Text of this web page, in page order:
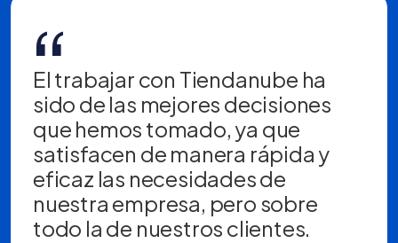
“
El trabajar con Tiendanube ha
sido de las mejores decisiones
que hemos tomado, ya que
satisfacen de manera rápida y
eficaz las necesidades de
nuestra empresa, pero sobre
todo la de nuestros clientes.